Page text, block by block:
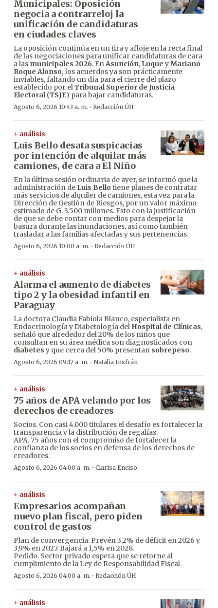
Municipales: Oposición
negocia a contrarreloj la
unificación de candidaturas
en ciudades claves
La oposición continúa en un tira y afloje en la recta final
de las negociaciones para unificar candidaturas de cara
a las municipales 2026. EnAsunción, Luque yMariano
Roque Alonso, los acuerdos ya son prácticamente
inviables, faltando un día para el cierre del plazo
establecido por elTribunal Superior de Justicia
Electoral(TSJE) para bajar candidaturas.
Agosto 6, 2026 10:43 a. m. · Redacción ÚH
+ análisis
Luis Bello desata suspicacias
por intención de alquilar más
camiones, de cara a El Niño
En la última sesión ordinaria de ayer, se informó que la
administración de Luis Bello tiene planes de contratar
más servicios de alquiler de camiones, esta vez para la
Dirección de Gestión de Riesgos, por un valor máximo
estimado de G. 3.500 millones. Esto con la justificación
de que se debe contar con medios para despejar la
basura durante las inundaciones, así como también
trasladar a las familias afectadas y sus pertenencias.
Agosto 6, 2026 10:00 a. m. · Redacción ÚH
+ análisis
Alarma el aumento de diabetes
tipo 2 y la obesidad infantil en
Paraguay
La doctora Claudia Fabiola Blanco, especialista en
Endocrinología y Diabetología del Hospital de Clínicas,
señaló que alrededor del 20% de los niños que
consultan en su área médica son diagnosticados con
diabetes y que cerca del 50% presentan sobrepeso.
Agosto 6, 2026 09:17 a. m. · Natalia Insfrán
+ análisis
75 años de APA velando por los
derechos de creadores
Socios. Con casi 4.000 titulares el desafío es fortalecer la
transparencia y la distribución de regalías.
APA. 75 años con el compromiso de fortalecer la
confianza de los socios en defensa de los derechos de
creadores.
Agosto 6, 2026 04:00 a. m. · Clarisa Enciso
+ análisis
Empresarios acompañan
nuevo plan fiscal, pero piden
control de gastos
Plan de convergencia. Prevén 3,2% de déficit en 2026 y
3,9% en 2027. Bajará a 1,5% en 2028.
Pedido. Sector privado espera que se retorne al
cumplimiento de la Ley de Responsabilidad Fiscal.
Agosto 6, 2026 04:00 a. m. · Redacción ÚH
+ análisis